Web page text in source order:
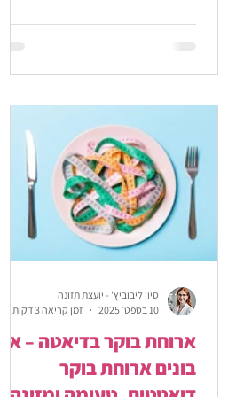
ארוחת בוקר בדיאטה – איך
בונים ארוחת בוקר
סיון ליבוביץ' - יועצת תזונה
10 בספט׳ 2025
זמן קריאה 3 דקות